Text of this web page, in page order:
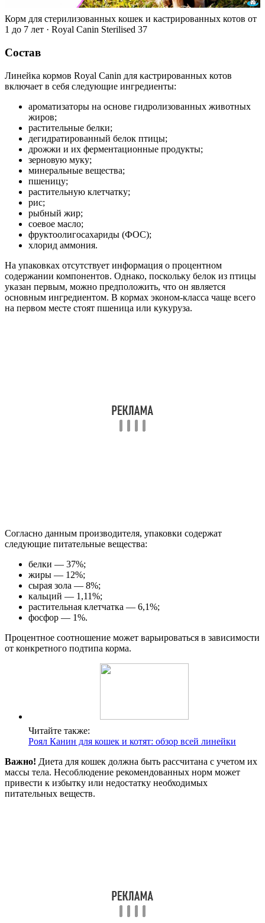
Корм для стерилизованных кошек и кастрированных котов от
1 до 7 лет · Royal Canin Sterilised 37
Состав
Линейка кормов Royal Canin для кастрированных котов
включает в себя следующие ингредиенты:
ароматизаторы на основе гидролизованных животных
жиров;
растительные белки;
дегидратированный белок птицы;
дрожжи и их ферментационные продукты;
зерновую муку;
минеральные вещества;
пшеницу;
растительную клетчатку;
рис;
рыбный жир;
соевое масло;
фруктоолигосахариды (ФОС);
хлорид аммония.
На упаковках отсутствует информация о процентном
содержании компонентов. Однако, поскольку белок из птицы
указан первым, можно предположить, что он является
основным ингредиентом. В кормах эконом-класса чаще всего
на первом месте стоят пшеница или кукуруза.
Согласно данным производителя, упаковки содержат
следующие питательные вещества:
белки — 37%;
жиры — 12%;
сырая зола — 8%;
кальций — 1,11%;
растительная клетчатка — 6,1%;
фосфор — 1%.
Процентное соотношение может варьироваться в зависимости
от конкретного подтипа корма.
Читайте также:
Роял Канин для кошек и котят: обзор всей линейки
Важно! Диета для кошек должна быть рассчитана с учетом их
массы тела. Несоблюдение рекомендованных норм может
привести к избытку или недостатку необходимых
питательных веществ.